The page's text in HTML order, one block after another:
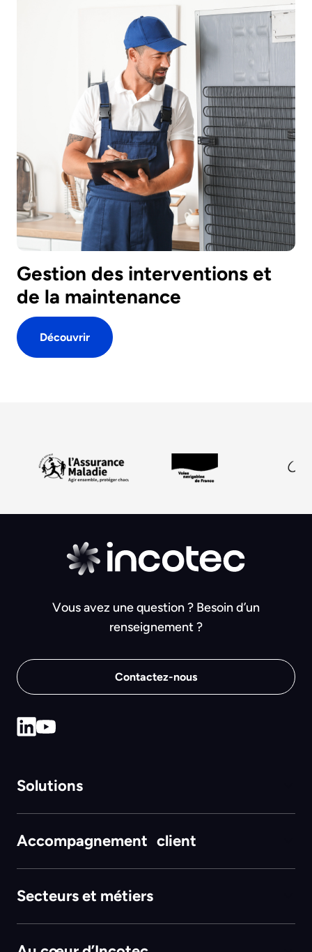
Gestion des interventions et
de la maintenance
Découvrir
Vous avez une question ? Besoin d’un
renseignement ?
Contactez-nous
Solutions
Accompagnement client
Secteurs et métiers